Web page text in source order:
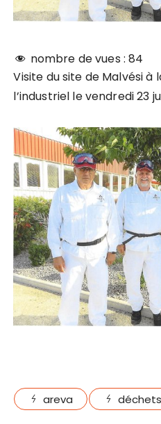
nombre de vues : 84
Visite du site de Malvési à
l’industriel le vendredi 23
areva